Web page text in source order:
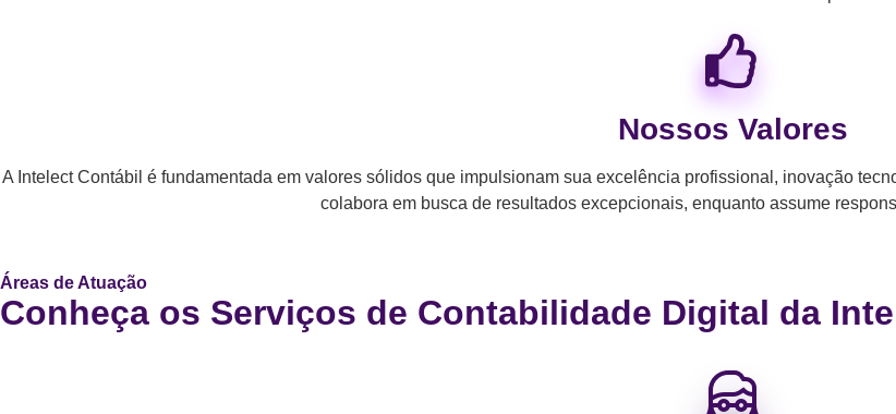
Nossos Valores
A Intelect Contábil é fundamentada em valores sólidos que impulsionam sua excelência profissional, inovação
colabora em busca de resultados excepcionais, enquanto assume
Áreas de Atuação
Conheça os Serviços de Contabilidade Digital da